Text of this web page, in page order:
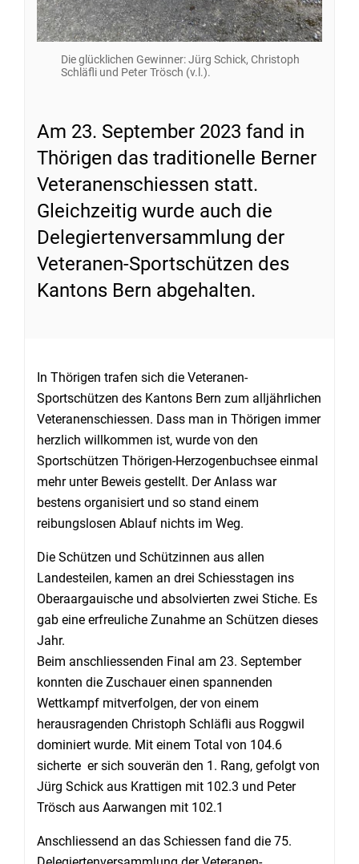
Die glücklichen Gewinner: Jürg Schick, Christoph
Schläfli und Peter Trösch (v.l.).
Am 23. September 2023 fand in
Thörigen das traditionelle Berner
Veteranenschiessen statt.
Gleichzeitig wurde auch die
Delegiertenversammlung der
Veteranen-Sportschützen des
Kantons Bern abgehalten.
In Thörigen trafen sich die Veteranen-
Sportschützen des Kantons Bern zum alljährlichen
Veteranenschiessen. Dass man in Thörigen immer
herzlich willkommen ist, wurde von den
Sportschützen Thörigen-Herzogenbuchsee einmal
mehr unter Beweis gestellt. Der Anlass war
bestens organisiert und so stand einem
reibungslosen Ablauf nichts im Weg.
Die Schützen und Schützinnen aus allen
Landesteilen, kamen an drei Schiesstagen ins
Oberaargauische und absolvierten zwei Stiche. Es
gab eine erfreuliche Zunahme an Schützen dieses
Jahr.
Beim anschliessenden Final am 23. September
konnten die Zuschauer einen spannenden
Wettkampf mitverfolgen, der von einem
herausragenden Christoph Schläfli aus Roggwil
dominiert wurde. Mit einem Total von 104.6
sicherte er sich souverän den 1. Rang, gefolgt von
Jürg Schick aus Krattigen mit 102.3 und Peter
Trösch aus Aarwangen mit 102.1
Anschliessend an das Schiessen fand die 75.